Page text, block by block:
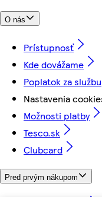
O nás
Prístupnosť
Kde dovážame
Poplatok za službu
Nastavenia
Možnosti platby
Tesco.sk
Clubcard
Pred prvým nákupom